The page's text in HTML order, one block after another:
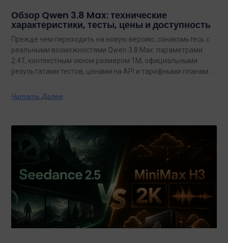
Обзор Qwen 3.8 Max: технические
характеристики, тесты, цены и доступность
Прежде чем переходить на новую версию, ознакомьтесь с
реальными возможностями Qwen 3.8 Max: параметрами
2.4T, контекстным окном размером 1M, официальными
результатами тестов, ценами на API и тарифными планами
Читать Далее